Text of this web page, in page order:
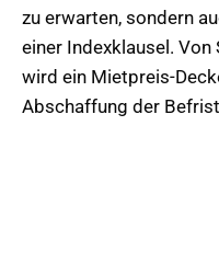
zu erwarten, sondern
einer Indexklausel.
wird ein Mietpreis-
Abschaffung der